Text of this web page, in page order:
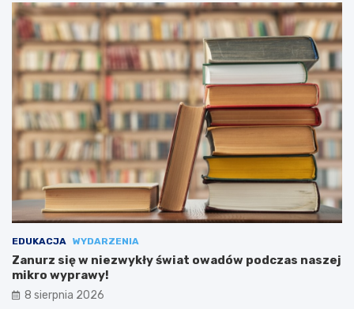
EDUKACJA WYDARZENIA
Zanurz się w niezwykły świat owadów podczas naszej
mikro wyprawy!
8 sierpnia 2026